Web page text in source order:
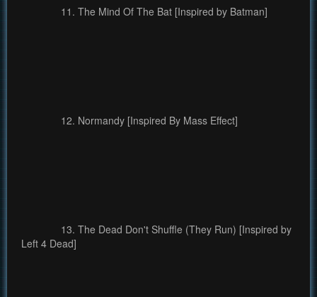
11. The Mind Of The Bat [Inspired by Batman]
12. Normandy [Inspired By Mass Effect]
13. The Dead Don't Shuffle (They Run) [Inspired by
Left 4 Dead]